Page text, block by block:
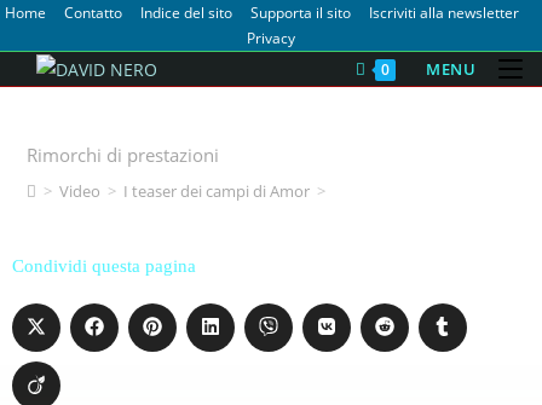
Home Contatto Indice del sito Supporta il sito
Iscriviti alla newsletter
Privacy
0
MENU
Rimorchi di prestazioni
> Video > I teaser dei campi di Amor >
Condividi questa pagina